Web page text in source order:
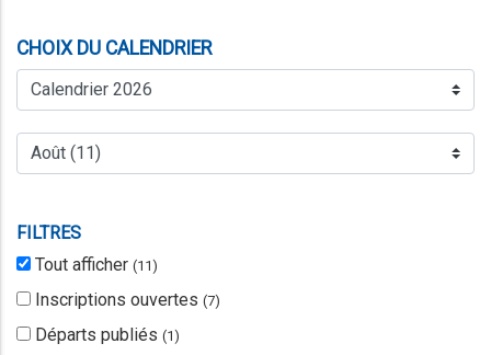
CHOIX DU CALENDRIER
FILTRES
Tout afficher (11)
Inscriptions ouvertes (7)
Départs publiés (1)